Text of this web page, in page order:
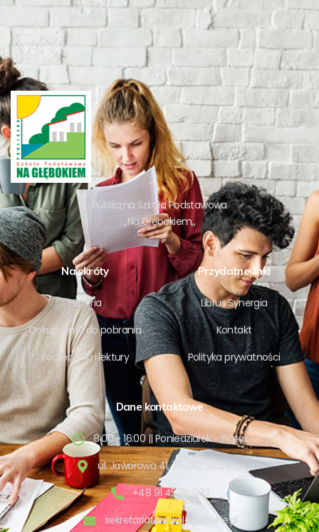
Publiczna Szkoła Podstawowa
,,Na Głębokiem,,
Na skróty
Historia
Dokumenty do pobrania
Podręczniki i lektury
Przydatne linki
Librus Synergia
Kontakt
Polityka prywatności
Dane kontaktowe
8:00 - 16:00 || Poniedziałek - Piątek
ul. Jaworowa 41, 71-382 Szczecin
+48 91 45 26 092
sekretariat@szkolaglebokie.pl